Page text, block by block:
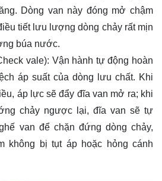
Dòng van này đóng mở chậm
tiết lưu lượng dòng chảy rất mịn
búa nước.
vale): Vận hành tự động hoàn
áp suất của dòng lưu chất. Khi
áp lực sẽ đẩy đĩa van mở ra; khi
chảy ngược lại, đĩa van sẽ tự
van để chặn đứng dòng chảy,
không bị tụt áp hoặc hỏng cánh